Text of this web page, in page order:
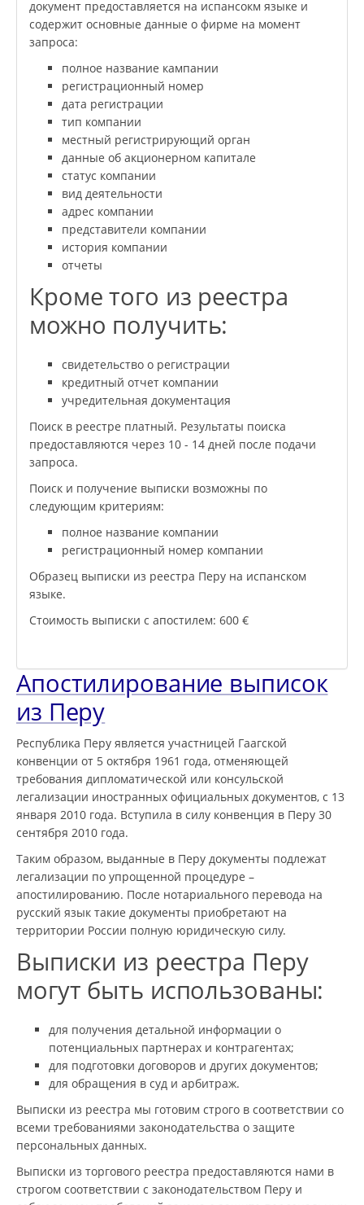
документ предоставляется на испансокм языке и
содержит основные данные о фирме на момент
запроса:
полное название кампании
регистрационный номер
дата регистрации
тип компании
местный регистрирующий орган
данные об акционерном капитале
статус компании
вид деятельности
адрес компании
представители компании
история компании
отчеты
Кроме того из реестра
можно получить:
свидетельство о регистрации
кредитный отчет компании
учредительная документация
Поиск в реестре платный. Результаты поиска
предоставляются через 10 - 14 дней после подачи
запроса.
Поиск и получение выписки возможны по
следующим критериям:
полное название компании
регистрационный номер компании
Образец выписки из реестра Перу на испанском
языке.
Стоимость выписки с апостилем: 600 €
Апостилирование выписок
из Перу
Республика Перу является участницей Гаагской
конвенции от 5 октября 1961 года, отменяющей
требования дипломатической или консульской
легализации иностранных официальных документов, с 13
января 2010 года. Вступила в силу конвенция в Перу 30
сентября 2010 года.
Таким образом, выданные в Перу документы подлежат
легализации по упрощенной процедуре –
апостилированию. После нотариального перевода на
русский язык такие документы приобретают на
территории России полную юридическую силу.
Выписки из реестра Перу
могут быть использованы:
для получения детальной информации о
потенциальных партнерах и контрагентах;
для подготовки договоров и других документов;
для обращения в суд и арбитраж.
Выписки из реестра мы готовим строго в соответствии со
всеми требованиями законодательства о защите
персональных данных.
Выписки из торгового реестра предоставляются нами в
строгом соответствии с законодательством Перу и